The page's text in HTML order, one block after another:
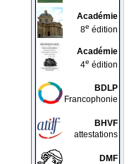
Académie
8e édition
Académie
4e édition
BDLP
Francophonie
BHVF
attestations
DMF